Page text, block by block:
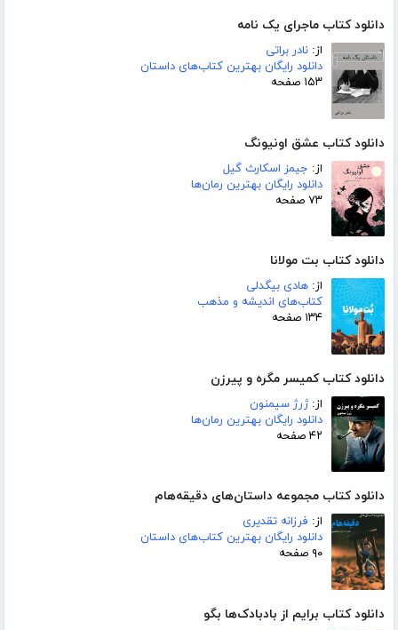
دانلود کتاب ماجرای یک نامه
از: نادر براتی
دانلود رایگان بهترین کتاب‌های داستان
۱۵۳ صفحه
دانلود کتاب عشق اونیونگ
از: جیمز اسکارث گیل
دانلود رایگان بهترین رمان‌ها
۷۳ صفحه
دانلود کتاب بت مولانا
از: هادی بیگدلی
کتاب‌های اندیشه و مذهب
۱۳۴ صفحه
دانلود کتاب کمیسر مگره و پیرزن
از:ژرژ سیمنون
دانلود رایگان بهترین رمان‌ها
۴۲ صفحه
دانلود کتاب مجموعه داستان‌های دقیقه‌هام
از: فرزانه تقدیری
دانلود رایگان بهترین کتاب‌های داستان
۹۰ صفحه
دانلود کتاب برایم از بادبادک‌ها بگو